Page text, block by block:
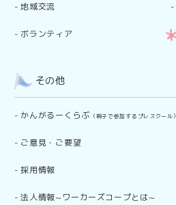
-地域交流
- ボランティア
-
その他
- かんがるーくらぶ （親子で参加するプレスクール）
- ご意見・ご要望
-採用情報
-法人情報~ワーカーズコープとは~